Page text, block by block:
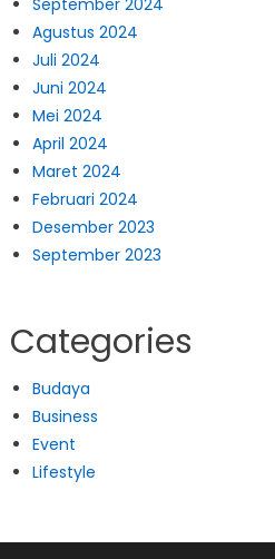
September 2024
Agustus 2024
Juli 2024
Juni 2024
Mei 2024
April 2024
Maret 2024
Februari 2024
Desember 2023
September 2023
Categories
Budaya
Business
Event
Lifestyle